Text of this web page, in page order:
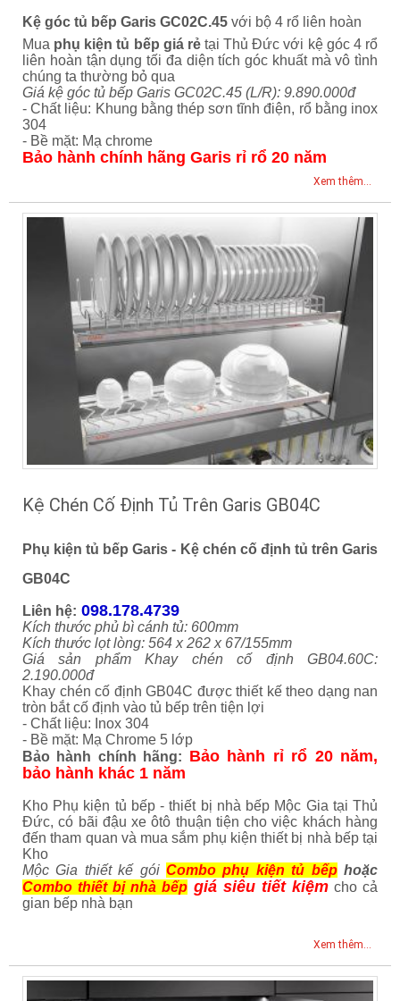
Kệ góc tủ bếp Garis GC02C.45 với bộ 4 rổ liên hoàn
Mua phụ kiện tủ bếp giá rẻtại Thủ Đức với kệ góc 4 rổ
liên hoàn tận dụng tối đa diện tích góc khuất mà vô tình
chúng ta thường bỏ qua
Giá kệ góc tủ bếp Garis GC02C.45 (L/R): 9.890.000đ
- Chất liệu: Khung bằng thép sơn tĩnh điện, rổ bằng inox
304
- Bề mặt: Mạ chrome
Bảo hành chính hãng Garis rỉ rổ 20 năm
Xem thêm...
Kệ Chén Cố Định Tủ Trên Garis GB04C
Phụ kiện tủ bếp Garis - Kệ chén cố định tủ trên Garis
GB04C
Liên hệ: 098.178.4739
Kích thước phủ bì cánh tủ: 600mm
Kích thước lọt lòng: 564 x 262 x 67/155mm
Giá sản phẩm Khay chén cố định GB04.60C:
2.190.000đ
Khay chén cố định GB04C được thiết kế theo dạng nan
tròn bắt cố định vào tủ bếp trên tiện lợi
- Chất liệu: Inox 304
- Bề mặt: Mạ Chrome 5 lớp
Bảo hành chính hãng: Bảo hành rỉ rổ 20 năm,
bảo hành khác 1 năm
Kho Phụ kiện tủ bếp - thiết bị nhà bếp Mộc Gia tại Thủ
Đức, có bãi đậu xe ôtô thuận tiện cho việc khách hàng
đến tham quan và mua sắm phụ kiện thiết bị nhà bếp tại
Kho
Mộc Gia thiết kế gói Combo phụ kiện tủ bếphoặc
Combo thiết bị nhà bếp giá siêu tiết kiệm cho cả
gian bếp nhà bạn
Xem thêm...